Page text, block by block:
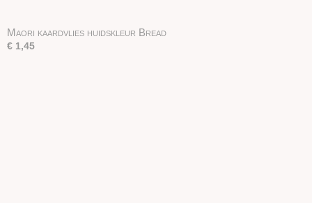
Maori kaardvlies huidskleur Bread
€ 1,45